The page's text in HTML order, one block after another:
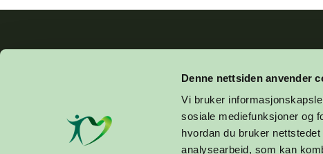
Denne nettsiden anvender
Vi bruker
sosiale mediefunksjoner og
hvordan du bruker
analysearbeid, som kan
TELEFON
ADRESSE
GAVEKONTO
DRIFTSKONTO